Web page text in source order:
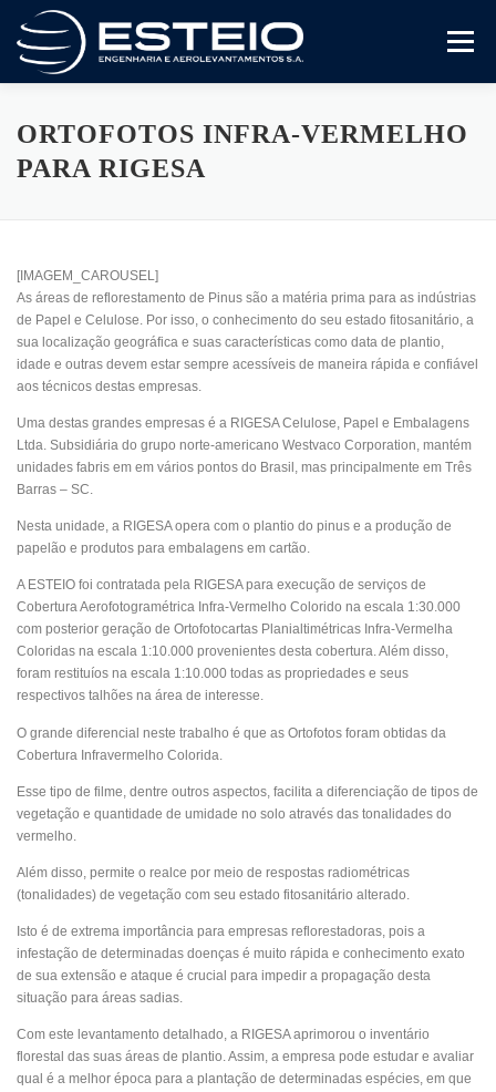
para
conteúdo
Menu
A Empresa Serviços Artigos E Trabalhos
Fale Conosco
ORTOFOTOS INFRA-VERMELHO
PARA RIGESA
[IMAGEM_CAROUSEL]
As áreas de reflorestamento de Pinus são a matéria prima para as indústrias
de Papel e Celulose. Por isso, o conhecimento do seu estado fitosanitário, a
sua localização geográfica e suas características como data de plantio,
idade e outras devem estar sempre acessíveis de maneira rápida e confiável
aos técnicos destas empresas.
Uma destas grandes empresas é a RIGESA Celulose, Papel e Embalagens
Ltda. Subsidiária do grupo norte-americano Westvaco Corporation, mantém
unidades fabris em em vários pontos do Brasil, mas principalmente em Três
Barras – SC.
Nesta unidade, a RIGESA opera com o plantio do pinus e a produção de
papelão e produtos para embalagens em cartão.
A ESTEIO foi contratada pela RIGESA para execução de serviços de
Cobertura Aerofotogramétrica Infra-Vermelho Colorido na escala 1:30.000
com posterior geração de Ortofotocartas Planialtimétricas Infra-Vermelha
Coloridas na escala 1:10.000 provenientes desta cobertura. Além disso,
foram restituíos na escala 1:10.000 todas as propriedades e seus
respectivos talhões na área de interesse.
O grande diferencial neste trabalho é que as Ortofotos foram obtidas da
Cobertura Infravermelho Colorida.
Esse tipo de filme, dentre outros aspectos, facilita a diferenciação de tipos de
vegetação e quantidade de umidade no solo através das tonalidades do
vermelho.
Além disso, permite o realce por meio de respostas radiométricas
(tonalidades) de vegetação com seu estado fitosanitário alterado.
Isto é de extrema importância para empresas reflorestadoras, pois a
infestação de determinadas doenças é muito rápida e conhecimento exato
de sua extensão e ataque é crucial para impedir a propagação desta
situação para áreas sadias.
Com este levantamento detalhado, a RIGESA aprimorou o inventário
florestal das suas áreas de plantio. Assim, a empresa pode estudar e avaliar
qual é a melhor época para a plantação de determinadas espécies, em que